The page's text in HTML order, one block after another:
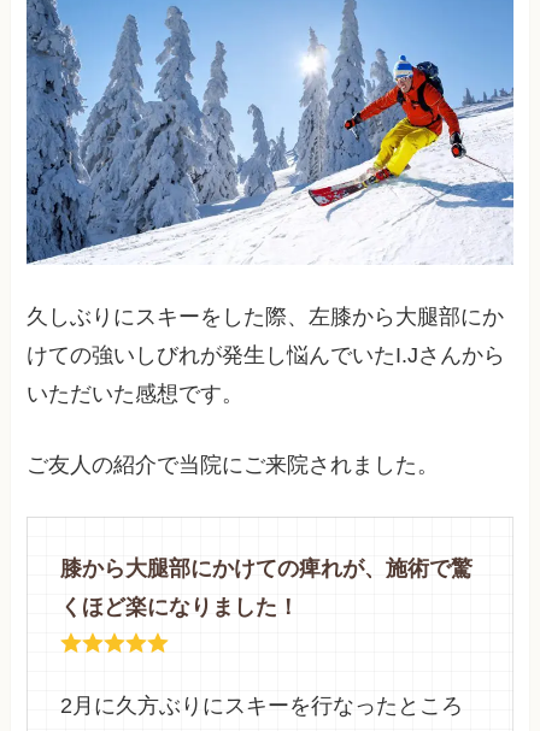
久しぶりにスキーをした際、左膝から大腿部にか
けての強いしびれが発生し悩んでいたI.Jさんから
いただいた感想です。
ご友人の紹介で当院にご来院されました。
膝から大腿部にかけての痺れが、施術で驚
くほど楽になりました！
2月に久方ぶりにスキーを行なったところ